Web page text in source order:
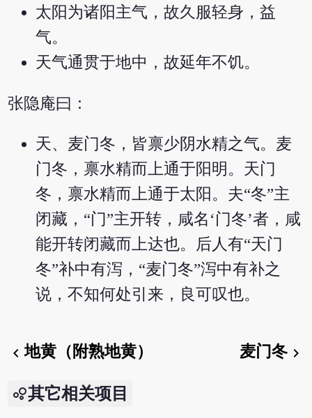
太阳为诸阳主气，故久服轻身，益
气。
天气通贯于地中，故延年不饥。
张隐庵曰：
天、麦门冬，皆禀少阴水精之气。麦
门冬，禀水精而上通于阳明。天门
冬，禀水精而上通于太阳。夫“冬”主
闭藏，“门”主开转，咸名‘门冬’者，咸
能开转闭藏而上达也。后人有“天门
冬”补中有泻，“麦门冬”泻中有补之
说，不知何处引来，良可叹也。
chevron_left地黄（附熟地黄） 麦门冬chevron_right
其它相关项目